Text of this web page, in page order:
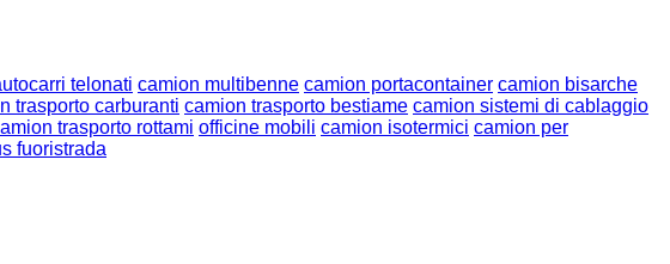
telonati camion multibenne camion portacontainer camion bisarche
trasporto carburanti camion trasporto bestiame camion sistemi di cablaggio
trasporto rottami officine mobili camion isotermici camion per
fuoristrada